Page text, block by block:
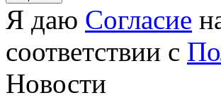
Я даю Согласие
соответствии с
Новости